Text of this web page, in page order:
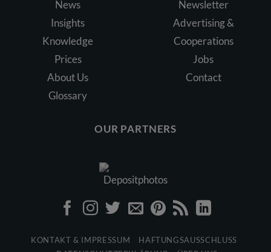
News
Insights
Knowledge
Prices
About Us
Glossary
Newsletter
Advertising &
Cooperations
Jobs
Contact
OUR PARTNERS
KONTAKT & IMPRESSUM
HAFTUNGSAUSSCHLUSS